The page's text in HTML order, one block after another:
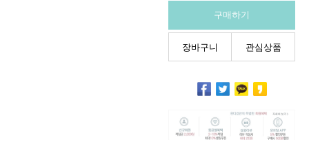
구매하기
장바구니 관심상품